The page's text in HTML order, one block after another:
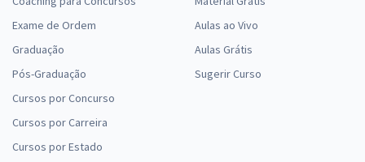
Exame de Ordem
Graduação
Pós-Graduação
Cursos por Concurso
Cursos por Carreira
Cursos por Estado
Aulas ao Vivo
Aulas Grátis
Sugerir Curso